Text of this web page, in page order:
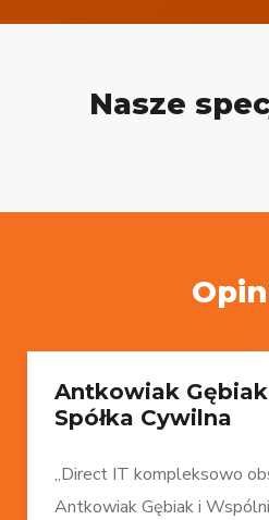
Nasze
Antkowiak
Spółka Cywilna
„Direct IT kompleksowo
Antkowiak Gębiak i